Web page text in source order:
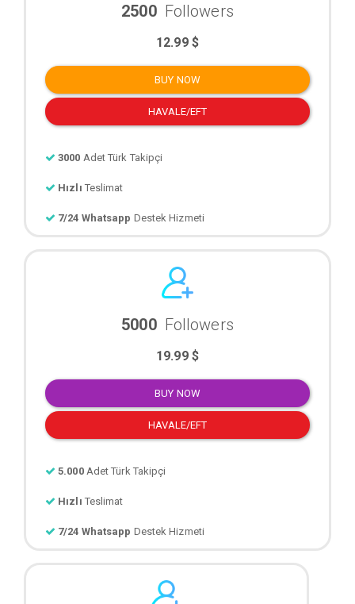
2500 Followers
12.99 $
BUY NOW
HAVALE/EFT
3000 Adet Türk Takipçi
Hızlı Teslimat
7/24 Whatsapp Destek Hizmeti
5000 Followers
19.99 $
BUY NOW
HAVALE/EFT
5.000 Adet Türk Takipçi
Hızlı Teslimat
7/24 Whatsapp Destek Hizmeti